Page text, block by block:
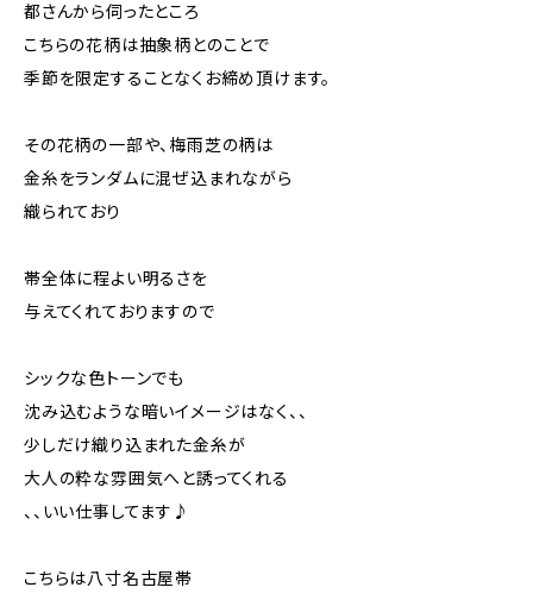
都さんから伺ったところ
こちらの花柄は抽象柄とのことで
季節を限定することなくお締め頂けます。
その花柄の一部や、梅雨芝の柄は
金糸をランダムに混ぜ込まれながら
織られており
帯全体に程よい明るさを
与えてくれておりますので
シックな色トーンでも
沈み込むような暗いイメージはなく、、
少しだけ織り込まれた金糸が
大人の粋な雰囲気へと誘ってくれる
、、いい仕事してます♪
こちらは八寸名古屋帯